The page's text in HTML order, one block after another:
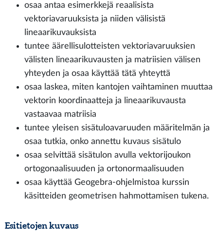
osaa antaa esimerkkejä reaalisista
vektoriavaruuksista ja niiden välisistä
lineaarikuvauksista
tuntee äärellisulotteisten vektoriavaruuksien
välisten lineaarikuvausten ja matriisien välisen
yhteyden ja osaa käyttää tätä yhteyttä
osaa laskea, miten kantojen vaihtaminen muuttaa
vektorin koordinaatteja ja lineaarikuvausta
vastaavaa matriisia
tuntee yleisen sisätuloavaruuden määritelmän ja
osaa tutkia, onko annettu kuvaus sisätulo
osaa selvittää sisätulon avulla vektorijoukon
ortogonaalisuuden ja ortonormaalisuuden
osaa käyttää Geogebra-ohjelmistoa kurssin
käsitteiden geometrisen hahmottamisen tukena.
Esitietojen kuvaus